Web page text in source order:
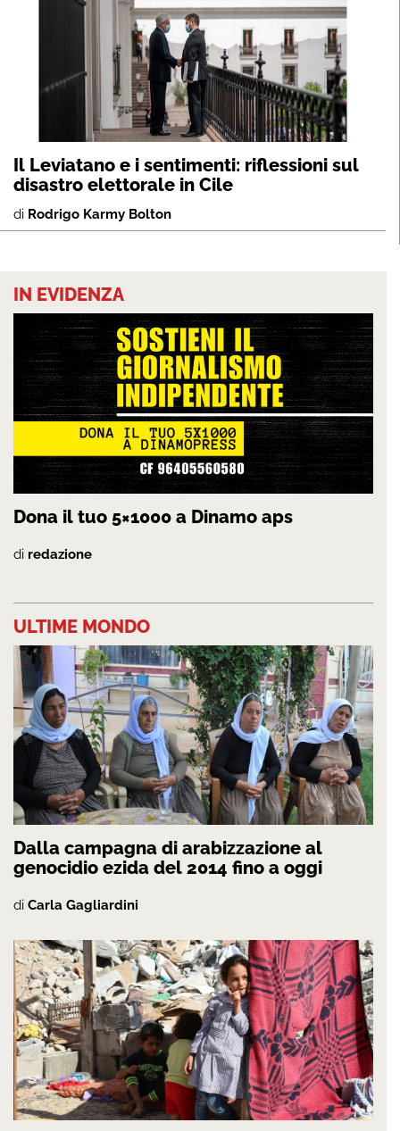
Il Leviatano e i sentimenti: riflessioni sul
disastro elettorale in Cile
di Rodrigo Karmy Bolton
IN EVIDENZA
Dona il tuo 5×1000 a Dinamo aps
di redazione
ULTIME MONDO
Dalla campagna di arabizzazione al
genocidio ezida del 2014 fino a oggi
di Carla Gagliardini